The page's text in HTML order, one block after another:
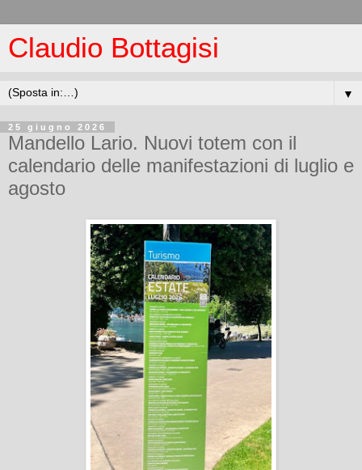
Claudio Bottagisi
▼
25 giugno 2026
Mandello Lario. Nuovi totem con il
calendario delle manifestazioni di luglio e
agosto